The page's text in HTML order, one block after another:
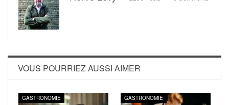
VOUS POURRIEZ AUSSI AIMER
GASTRONOMIE GASTRONOMIE